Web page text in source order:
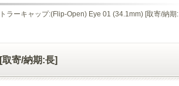
ラーキャップ:(Flip-Open) Eye 01 (34.1mm) [取寄/納期:
寄/納期:長]